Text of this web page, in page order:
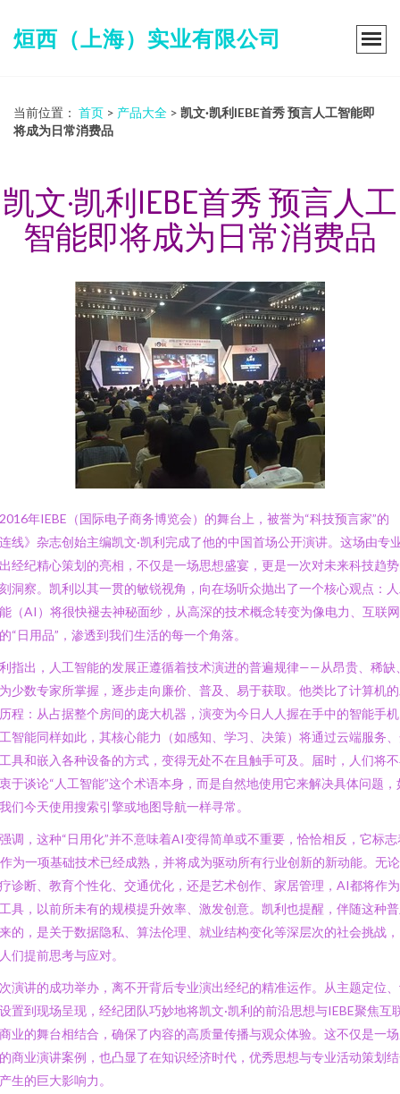
烜西（上海）实业有限公司
当前位置： 首页 > 产品大全 > 凯文·凯利IEBE首秀 预言人工智能即
将成为日常消费品
凯文·凯利IEBE首秀 预言人工
智能即将成为日常消费品
年IEBE（国际电子商务博览会）的舞台上，被誉为“科技预言家”的
线》杂志创始主编凯文·凯利完成了他的中国首场公开演讲。这场由专
经纪精心策划的亮相，不仅是一场思想盛宴，更是一次对未来科技趋
洞察。凯利以其一贯的敏锐视角，向在场听众抛出了一个核心观点：
（AI）将很快褪去神秘面纱，从高深的技术概念转变为像电力、互联
“日用品”，渗透到我们生活的每一个角落。
指出，人工智能的发展正遵循着技术演进的普遍规律——从昂贵、稀缺
少数专家所掌握，逐步走向廉价、普及、易于获取。他类比了计算机
程：从占据整个房间的庞大机器，演变为今日人人握在手中的智能手
智能同样如此，其核心能力（如感知、学习、决策）将通过云端服务
具和嵌入各种设备的方式，变得无处不在且触手可及。届时，人们将
于谈论“人工智能”这个术语本身，而是自然地使用它来解决具体问题，
们今天使用搜索引擎或地图导航一样寻常。
调，这种“日用化”并不意味着AI变得简单或不重要，恰恰相反，它标志
为一项基础技术已经成熟，并将成为驱动所有行业创新的新动能。无
诊断、教育个性化、交通优化，还是艺术创作、家居管理，AI都将作
具，以前所未有的规模提升效率、激发创意。凯利也提醒，伴随这种
的，是关于数据隐私、算法伦理、就业结构变化等深层次的社会挑战
们提前思考与应对。
演讲的成功举办，离不开背后专业演出经纪的精准运作。从主题定位
置到现场呈现，经纪团队巧妙地将凯文·凯利的前沿思想与IEBE聚焦互
业的舞台相结合，确保了内容的高质量传播与观众体验。这不仅是一
商业演讲案例，也凸显了在知识经济时代，优秀思想与专业活动策划
生的巨大影响力。